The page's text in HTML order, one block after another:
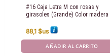
#16 Caja Letra M con rosas y
girasoles (Grande) Color madera
88,1$us
AÑADIR AL CARRITO